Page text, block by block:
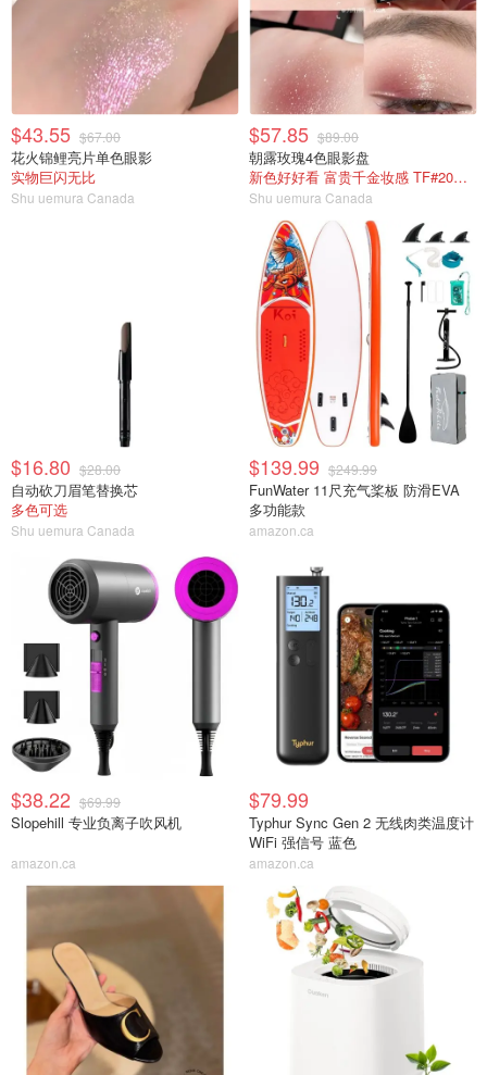
$43.55 $67.00
花火锦鲤亮片单色眼影
实物巨闪无比
Shu uemura Canada
$57.85 $89.00
朝露玫瑰4色眼影盘
新色好好看 富贵千金妆感 TF#20平替
Shu uemura Canada
$16.80 $28.00
自动砍刀眉笔替换芯
多色可选
Shu uemura Canada
$139.99 $249.99
FunWater 11尺充气桨板 防滑EVA
多功能款
amazon.ca
$38.22 $69.99
Slopehill 专业负离子吹风机
amazon.ca
$79.99
Typhur Sync Gen 2 无线肉类温度计
WiFi 强信号 蓝色
amazon.ca